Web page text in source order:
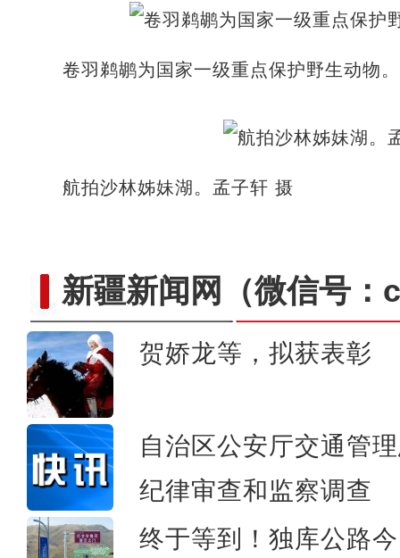
卷羽鹈鹕为国家一级重点保护野生动物
航拍沙林姊妹湖。孟子轩 摄
新疆新闻网 （微信号
贺娇龙等，拟获表彰
自治区公安厅交通管
纪律审查和监察调查
终于等到！独库公路